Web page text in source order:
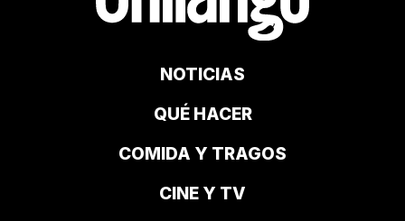
NOTICIAS
QUÉ HACER
COMIDA Y TRAGOS
CINE Y TV